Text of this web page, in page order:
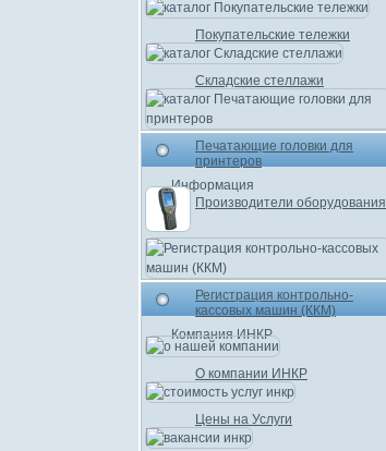
Покупательские тележки
Складские стеллажи
Печатающие головки для
принтеров
Информация
Производители оборудования
Регистрация контрольно-
кассовых машин (ККМ)
Компания ИНКР
О компании ИНКР
Цены на Услуги